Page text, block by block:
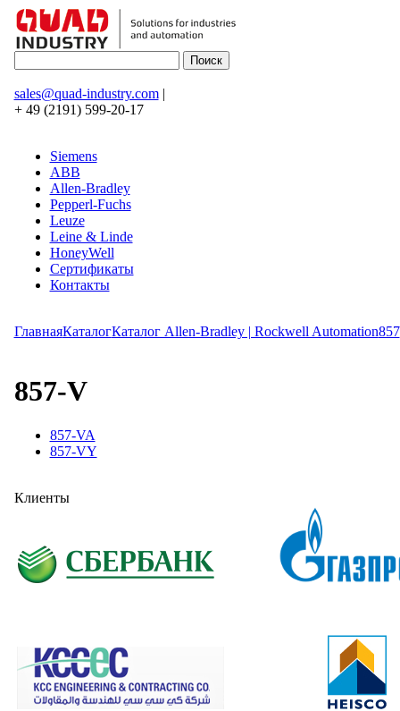
sales@quad-industry.com|
+ 49 (2191) 599-20-17
Siemens
ABB
Allen-Bradley
Pepperl-Fuchs
Leuze
Leine & Linde
HoneyWell
Сертификаты
Контакты
ГлавнаяКаталогКаталог Allen-Bradley | Rockwell Automation857
857-V
857-VA
857-VY
Клиенты